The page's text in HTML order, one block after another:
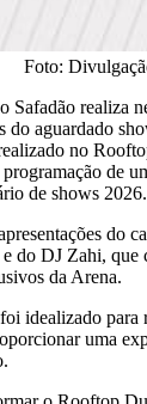
Foto:
realiza
aguardado
no
de
de shows 2026.
do
do DJ Zahi, que
da Arena.
idealizado para
uma